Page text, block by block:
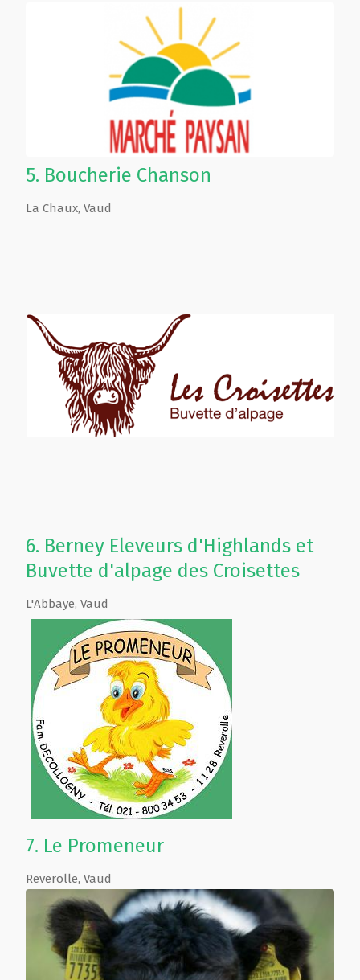
5. Boucherie Chanson
La Chaux, Vaud
6. Berney Eleveurs d'Highlands et
Buvette d'alpage des Croisettes
L'Abbaye, Vaud
7. Le Promeneur
Reverolle, Vaud